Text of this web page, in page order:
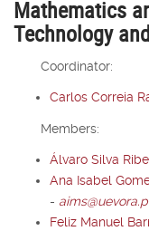
Mathematics
Technology
Coordinator:
Carlos Correia
Members:
Álvaro Silva
Ana Isabel
-
Feliz Manuel